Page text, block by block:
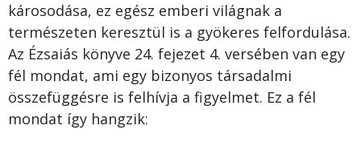
károsodása, ez egész emberi világnak a
természeten keresztül is a gyökeres felfordulása.
Az Ézsaiás könyve 24. fejezet 4. versében van egy
fél mondat, ami egy bizonyos társadalmi
összefüggésre is felhívja a figyelmet. Ez a fél
mondat így hangzik: